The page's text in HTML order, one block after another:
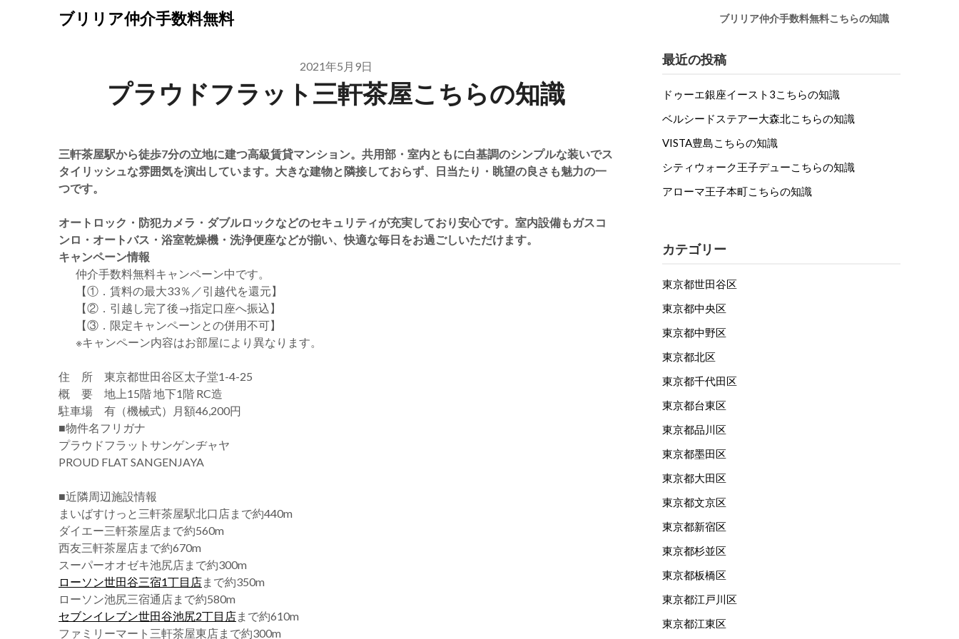
ブリリア仲介手数料無料 ブリリア仲介手数料無料こちらの知識
2021年5月9日
プラウドフラット三軒茶屋こちらの知識
三軒茶屋駅から徒歩7分の立地に建つ高級賃貸マンション。共用部・室内ともに白基調のシンプルな装いでス
タイリッシュな雰囲気を演出しています。大きな建物と隣接しておらず、日当たり・眺望の良さも魅力の一
つです。
オートロック・防犯カメラ・ダブルロックなどのセキュリティが充実しており安心です。室内設備もガスコ
ンロ・オートバス・浴室乾燥機・洗浄便座などが揃い、快適な毎日をお過ごしいただけます。
キャンペーン情報
仲介手数料無料キャンペーン中です。
【①．賃料の最大33％／引越代を還元】
【②．引越し完了後→指定口座へ振込】
【③．限定キャンペーンとの併用不可】
※キャンペーン内容はお部屋により異なります。
住 所 東京都世田谷区太子堂1-4-25
概 要 地上15階 地下1階 RC造
駐車場 有（機械式）月額46,200円
■物件名フリガナ
プラウドフラットサンゲンヂャヤ
PROUD FLAT SANGENJAYA
■近隣周辺施設情報
まいばすけっと三軒茶屋駅北口店まで約440m
ダイエー三軒茶屋店まで約560m
西友三軒茶屋店まで約670m
スーパーオオゼキ池尻店まで約300m
ローソン世田谷三宿1丁目店まで約350m
ローソン池尻三宿通店まで約580m
セブンイレブン世田谷池尻2丁目店まで約610m
ファミリーマート三軒茶屋東店まで約300m
最近の投稿
ドゥーエ銀座イースト3こちらの知識
ベルシードステアー大森北こちらの知識
VISTA豊島こちらの知識
シティウォーク王子デューこちらの知識
アローマ王子本町こちらの知識
カテゴリー
東京都世田谷区
東京都中央区
東京都中野区
東京都北区
東京都千代田区
東京都台東区
東京都品川区
東京都墨田区
東京都大田区
東京都文京区
東京都新宿区
東京都杉並区
東京都板橋区
東京都江戸川区
東京都江東区